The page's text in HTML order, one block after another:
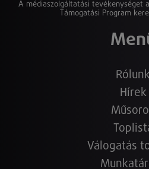
A médiaszolgáltatási tevékenységet
Támogatási Program
Hírek
Válogatás